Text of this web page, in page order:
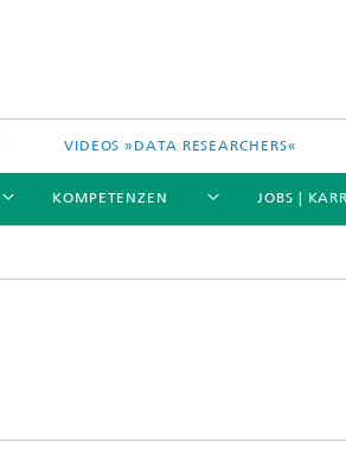
VIDEOS »DATA RESEARCHERS«
KOMPETENZEN JOBS |